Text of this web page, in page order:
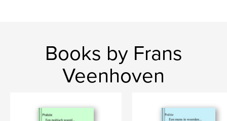
Books by Frans
Veenhoven